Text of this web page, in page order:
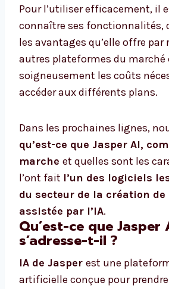
Pour l’utiliser efficacement, il
connaître ses fonctionnalités,
les avantages qu’elle offre par
autres plateformes du marché
soigneusement les coûts
accéder aux différents plans.
Dans les prochaines lignes,
qu’est-ce que Jasper AI,
marche et quelles sont les
l’ont fait l’un des logiciels
du secteur de la création de
assistée par l’IA.
Qu’est-ce que Jasper
s’adresse-t-il ?
IA de Jasper est une
artificielle conçue pour